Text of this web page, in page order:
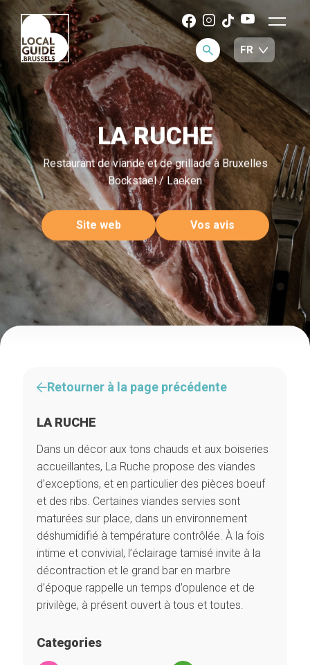
LA RUCHE
Restaurant de viande et de grillade à Bruxelles
Bockstael / Laeken
Site web Vos avis
Retourner à la page précédente
LA RUCHE
Dans un décor aux tons chauds et aux boiseries
accueillantes, La Ruche propose des viandes
d’exceptions, et en particulier des pièces boeuf
et des ribs. Certaines viandes servies sont
maturées sur place, dans un environnement
déshumidifié à température contrôlée. À la fois
intime et convivial, l’éclairage tamisé invite à la
décontraction et le grand bar en marbre
d’époque rappelle un temps d’opulence et de
privilège, à présent ouvert à tous et toutes.
Categories